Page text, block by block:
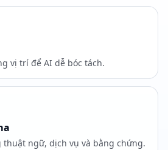
vị trí để AI dễ bóc tách.
thuật ngữ, dịch vụ và bằng chứng.